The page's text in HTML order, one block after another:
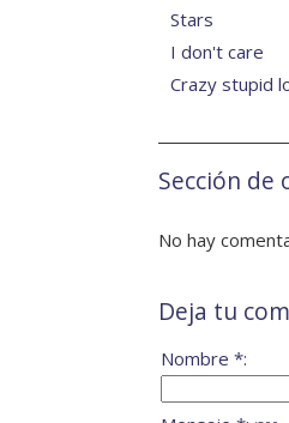
Stars
I don't care
Crazy stupid
Sección de
No hay
Deja tu
Nombre *: